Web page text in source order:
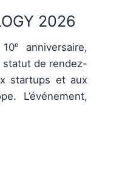
2026
anniversaire,
statut de rendez-
startups et aux
L’événement,